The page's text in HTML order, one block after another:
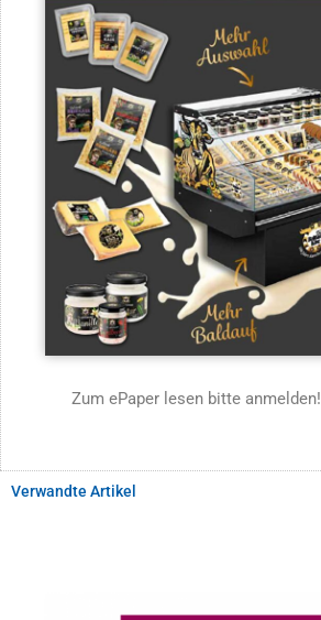
Zum ePaper lesen bitte anmelden!
Verwandte Artikel